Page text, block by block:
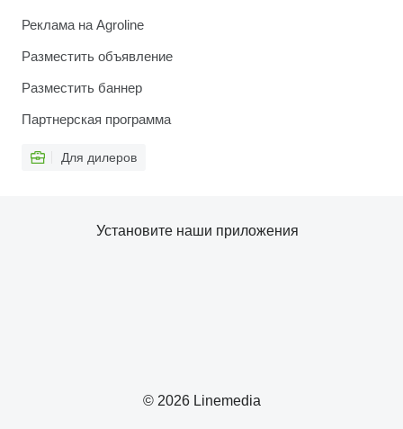
Реклама на Agroline
Разместить объявление
Разместить баннер
Партнерская программа
Для дилеров
© 2026 Linemedia
Установите наши приложения